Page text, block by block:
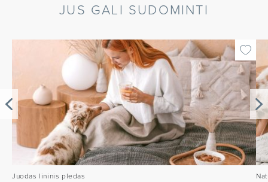
JUS GALI SUDOMINTI
Juodas lininis pledas